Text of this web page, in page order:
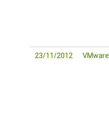
23/11/2012 VMware